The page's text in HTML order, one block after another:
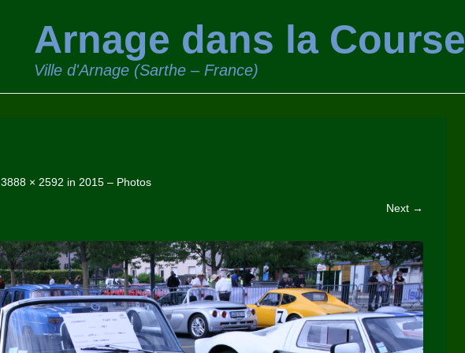
Arnage dans la Course
Ville d'Arnage (Sarthe – France)
3888 × 2592 in 2015 – Photos
Next →